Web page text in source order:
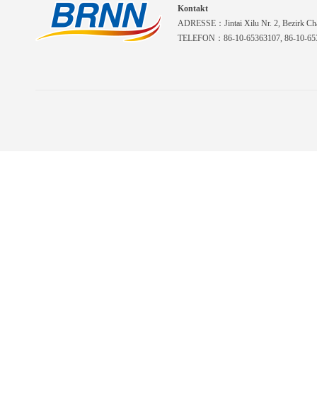
Kontakt
ADRESSE：Jintai Xilu Nr. 2, Bezirk
TELEFON：86-10-65363107, 86-10-